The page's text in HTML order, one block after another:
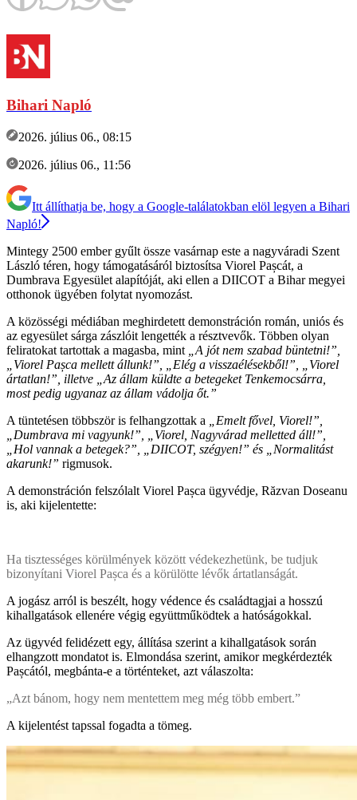
Bihari Napló
2026. július 06., 08:15
2026. július 06., 11:56
Itt állíthatja be, hogy a Google-találatokban elöl legyen a Bihari
Napló!
Mintegy 2500 ember gyűlt össze vasárnap este a nagyváradi Szent
László téren, hogy támogatásáról biztosítsa Viorel Pașcát, a
Dumbrava Egyesület alapítóját, aki ellen a DIICOT a Bihar megyei
otthonok ügyében folytat nyomozást.
A közösségi médiában meghirdetett demonstráción román, uniós és
az egyesület sárga zászlóit lengették a résztvevők. Többen olyan
feliratokat tartottak a magasba, mint
„A jót nem szabad büntetni!”,
„Viorel Pașca mellett állunk!”, „Elég a visszaélésekből!”, „Viorel
ártatlan!”, illetve „Az állam küldte a betegeket Tenkemocsárra,
most pedig ugyanaz az állam vádolja őt.”
A tüntetésen többször is felhangzottak a
„Emelt fővel, Viorel!”,
„Dumbrava mi vagyunk!”, „Viorel, Nagyvárad melletted áll!”,
„Hol vannak a betegek?”, „DIICOT, szégyen!” és „Normalitást
akarunk!” rigmusok.
A demonstráción felszólalt Viorel Pașca ügyvédje, Răzvan Doseanu
is, aki kijelentette:
Ha tisztességes körülmények között védekezhetünk, be tudjuk
bizonyítani Viorel Pașca és a körülötte lévők ártatlanságát.
A jogász arról is beszélt, hogy védence és családtagjai a hosszú
kihallgatások ellenére végig együttműködtek a hatóságokkal.
Az ügyvéd felidézett egy, állítása szerint a kihallgatások során
elhangzott mondatot is. Elmondása szerint, amikor megkérdezték
Pașcától, megbánta-e a történteket, azt válaszolta:
„Azt bánom, hogy nem mentettem meg még több embert.”
A kijelentést tapssal fogadta a tömeg.